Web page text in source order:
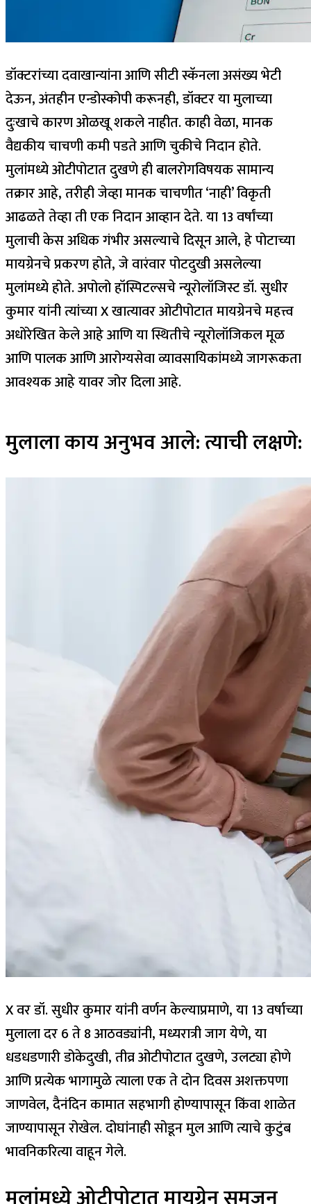
डॉक्टरांच्या दवाखान्यांना आणि सीटी स्कॅनला असंख्य भेटी
देऊन, अंतहीन एन्डोस्कोपी करूनही, डॉक्टर या मुलाच्या
दुःखाचे कारण ओळखू शकले नाहीत.काही वेळा, मानक
वैद्यकीय चाचणी कमी पडते आणि चुकीचे निदान होते.
मुलांमध्ये ओटीपोटात दुखणे ही बालरोगविषयक सामान्य
तक्रार आहे, तरीही जेव्हा मानक चाचणीत ‘नाही’ विकृती
आढळते तेव्हा ती एक निदान आव्हान देते. या 13 वर्षांच्या
मुलाची केस अधिक गंभीर असल्याचे दिसून आले, हे पोटाच्या
मायग्रेनचे प्रकरण होते, जे वारंवार पोटदुखी असलेल्या
मुलांमध्ये होते. अपोलो हॉस्पिटल्सचे न्यूरोलॉजिस्ट डॉ. सुधीर
कुमार यांनी त्यांच्या X खात्यावर ओटीपोटात मायग्रेनचे महत्त्व
अधोरेखित केले आहे आणि या स्थितीचे न्यूरोलॉजिकल मूळ
आणि पालक आणि आरोग्यसेवा व्यावसायिकांमध्ये जागरूकता
आवश्यक आहे यावर जोर दिला आहे.
मुलाला काय अनुभव आले: त्याची लक्षणे:
X वर डॉ. सुधीर कुमार यांनी वर्णन केल्याप्रमाणे, या 13 वर्षाच्या
मुलाला दर 6 ते 8 आठवड्यांनी, मध्यरात्री जाग येणे, या
धडधडणारी डोकेदुखी, तीव्र ओटीपोटात दुखणे, उलट्या होणे
आणि प्रत्येक भागामुळे त्याला एक ते दोन दिवस अशक्तपणा
जाणवेल, दैनंदिन कामात सहभागी होण्यापासून किंवा शाळेत
जाण्यापासून रोखेल. दोघांनाही सोडून मुल आणि त्याचे कुटुंब
भावनिकरित्या वाहून गेले.